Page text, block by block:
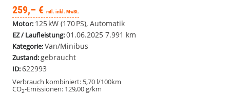
259,– € mtl. inkl. MwSt.
Motor: 125 kW (170 PS), Automatik
EZ / Laufleistung:01.06.2025 7.991 km
Kategorie:Van/Minibus
Zustand:gebraucht
ID:622993
Verbrauch kombiniert: 5,70 l/100km
CO2-Emissionen: 129,00 g/km